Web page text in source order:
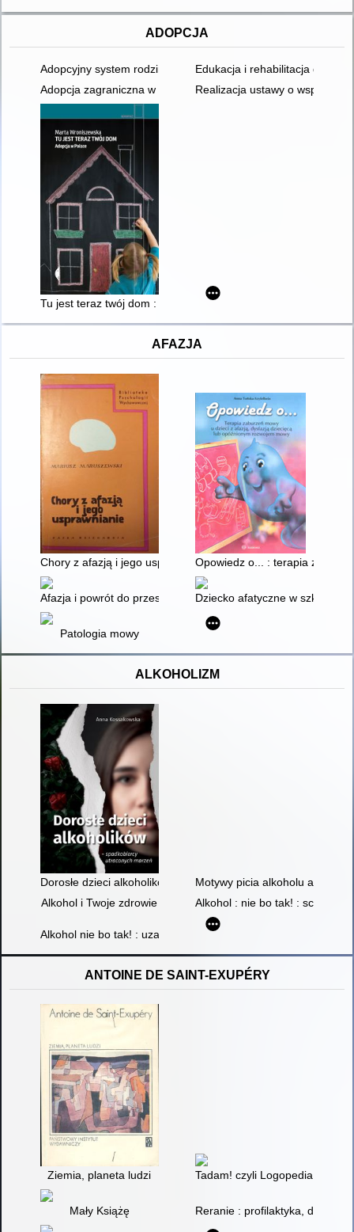
ADOPCJA
Adopcyjny system rodzinny a postawy rodzicielskie
Edukacja i rehabilitacja dzieci
Adopcja zagraniczna w praktyce Krajowego Ośrodka
Realizacja ustawy o
Tu jest teraz twój dom : adopcja w Polsce
AFAZJA
Chory z afazją i jego usprawnienieOpowiedz o... : terapia
Afazja i powrót do przeszłości Dziecko afatyczne w szkole i
Patologia mowy
ALKOHOLIZM
Dorosłe dzieci alkoholików : spadkobiercy utraconych marzeń
Motywy picia alkoholu a
Alkohol i Twoje zdrowie
Alkohol : nie bo tak! :
Alkohol nie bo tak! : uzależnienie od alkoholu
ANTOINE DE SAINT-EXUPÉRY
Ziemia, planeta ludzi Tadam! czyli Logopedia :
Mały Książę Reranie : profilaktyka,